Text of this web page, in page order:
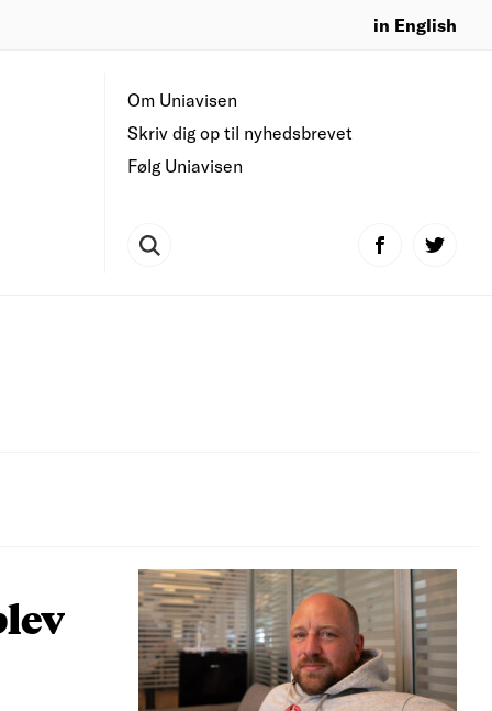
in English
Om Uniavisen
Skriv dig op til nyhedsbrevet
Følg Uniavisen